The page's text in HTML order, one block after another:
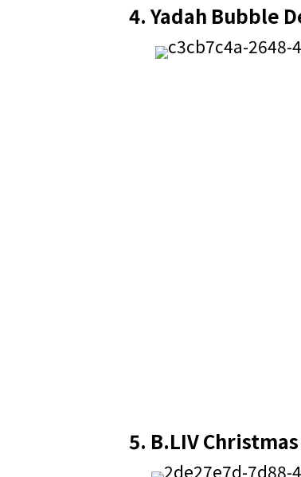
4.Yadah Bubble
5. B.LIV